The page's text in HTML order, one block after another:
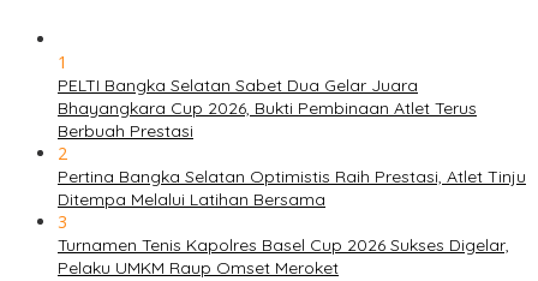
1
PELTI Bangka Selatan Sabet Dua Gelar Juara
Bhayangkara Cup 2026, Bukti Pembinaan Atlet Terus
Berbuah Prestasi
2
Pertina Bangka Selatan Optimistis Raih Prestasi, Atlet Tinju
Ditempa Melalui Latihan Bersama
3
Turnamen Tenis Kapolres Basel Cup 2026 Sukses Digelar,
Pelaku UMKM Raup Omset Meroket